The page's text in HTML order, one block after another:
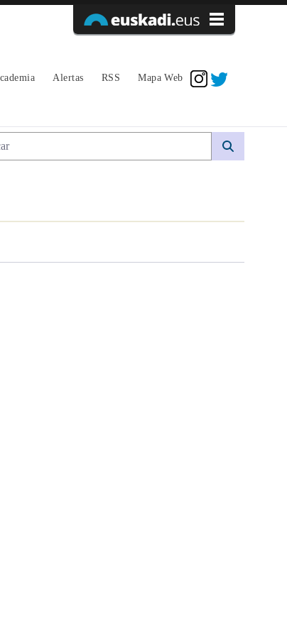
Alertas RSS Mapa Web
web